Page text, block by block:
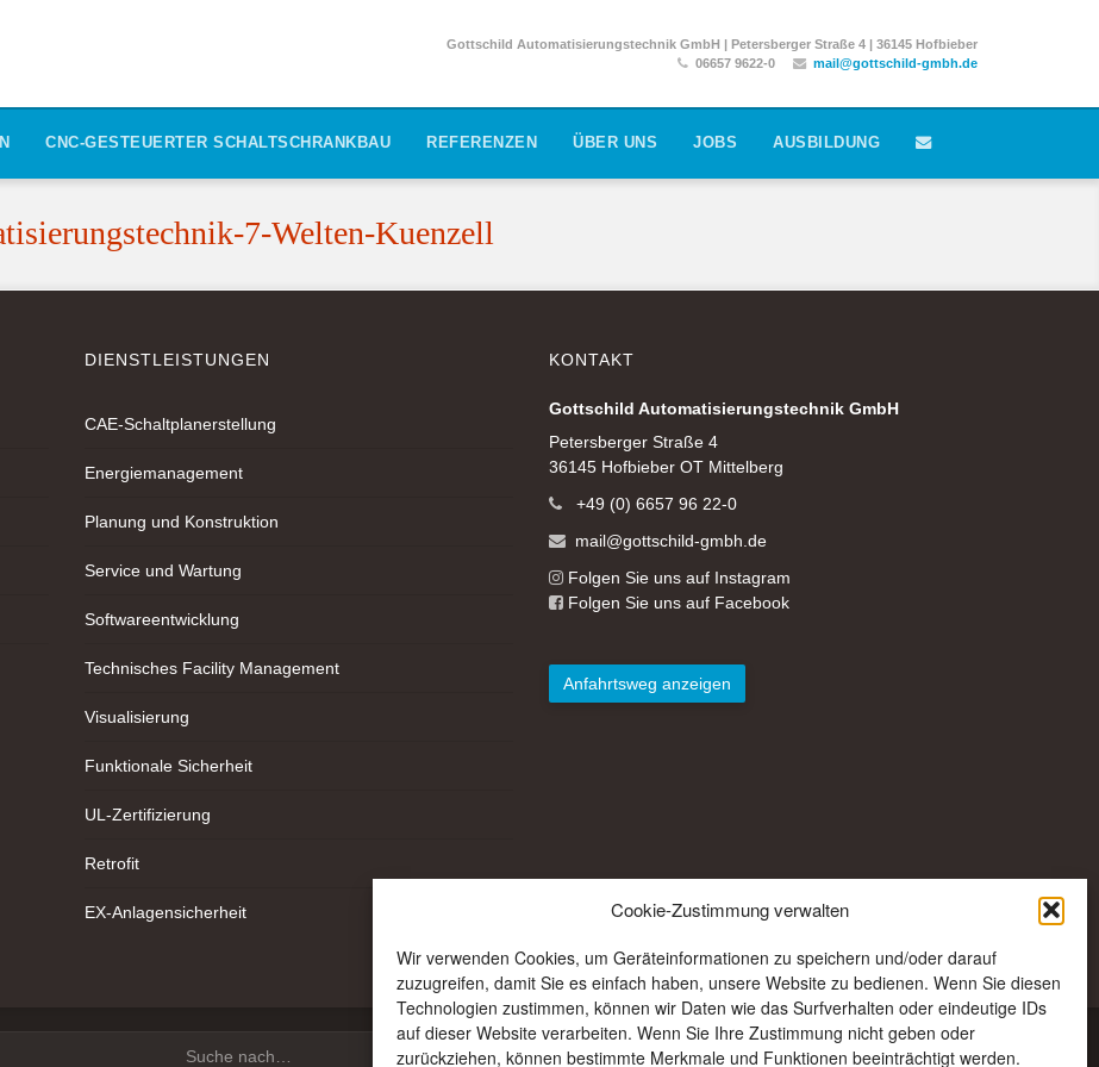
Cookie-Zustimmung verwalten
Wir verwenden Cookies, um Geräteinformationen zu speichern und/oder darauf
zuzugreifen, damit Sie es einfach haben, unsere Website zu bedienen. Wenn Sie diesen
Technologien zustimmen, können wir Daten wie das Surfverhalten oder eindeutige IDs
auf dieser Website verarbeiten. Wenn Sie Ihre Zustimmung nicht geben oder
zurückziehen, können bestimmte Merkmale und Funktionen beeinträchtigt werden.
Gottschild Automatisierungstechnik GmbH | Petersberger Straße 4 | 36145 Hofbieber
06657 9622-0
mail@gottschild-gmbh.de
CNC-GESTEUERTER SCHALTSCHRANKBAU REFERENZEN ÜBER UNS JOBS AUSBILDUNG
7-Welten-Kuenzell
DIENSTLEISTUNGEN
CAE-Schaltplanerstellung
Energiemanagement
Planung und Konstruktion
Service und Wartung
Softwareentwicklung
Technisches Facility Management
Visualisierung
Funktionale Sicherheit
UL-Zertifizierung
Retrofit
EX-Anlagensicherheit
KONTAKT
Gottschild Automatisierungstechnik GmbH
Petersberger Straße 4
36145 Hofbieber OT Mittelberg
+49 (0) 6657 96 22-0
mail@gottschild-gmbh.de
Folgen Sie uns auf Instagram
Folgen Sie uns auf Facebook
Anfahrtsweg anzeigen
Kontakt Anfahrt AGB Impressum Datenschutz